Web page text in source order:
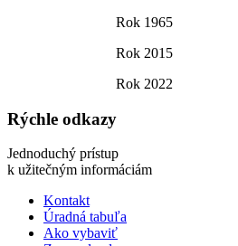
Rok 1965
Rok 2015
Rok 2022
Rýchle odkazy
Jednoduchý prístup
k užitečným informáciám
Kontakt
Úradná tabuľa
Ako vybaviť